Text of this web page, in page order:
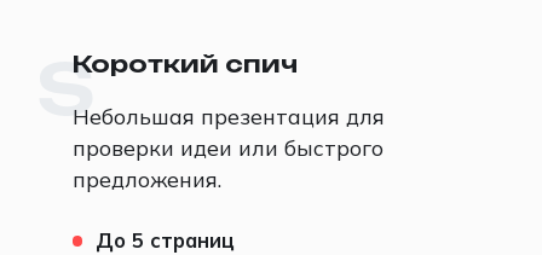
S
Короткий спич
Небольшая презентация для
проверки идеи или быстрого
предложения.
До 5 страниц